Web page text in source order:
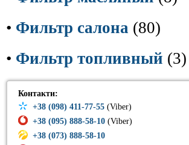
• Фильтр салона (80)
• Фильтр топливный (3)
Контакти:
+38 (098) 411-77-55 (Viber)
+38 (095) 888-58-10 (Viber)
+38 (073) 888-58-10